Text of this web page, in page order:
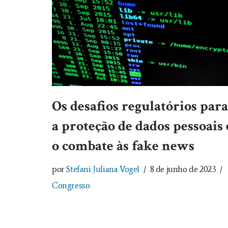
Os desafios regulatórios para
a proteção de dados pessoais
o combate às fake news
porStefani Juliana Vogel
8 de junho de 2023
Congresso